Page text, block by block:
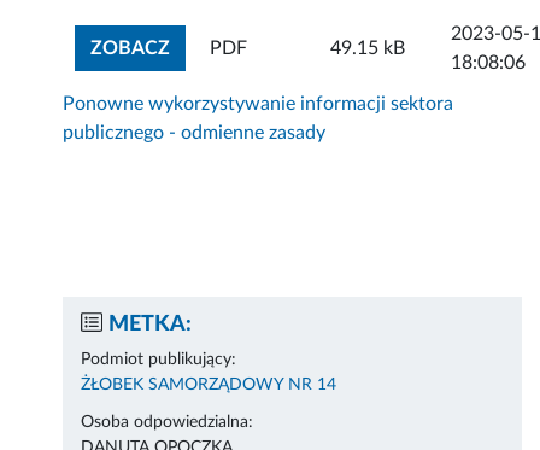
ZOBACZZOBACZ ZAŁĄCZNIK
PDF 49.15 kB
2023-05-
18:08:06
Ponowne wykorzystywanie informacji sektora
publicznego - odmienne zasady
METKA:
Podmiot publikujący:
ŻŁOBEK SAMORZĄDOWY NR 14
Osoba odpowiedzialna: